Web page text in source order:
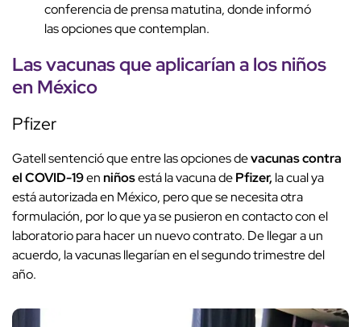
conferencia de prensa matutina, donde informó
las opciones que contemplan.
Las vacunas que aplicarían a los niños
en México
Pfizer
Gatell sentenció que entre las opciones devacunas contra
el COVID-19enniñosestá la vacuna dePfizer, la cual ya
está autorizada en México, pero que se necesita otra
formulación, por lo que ya se pusieron en contacto con el
laboratorio para hacer un nuevo contrato. De llegar a un
acuerdo, la vacunas llegarían en el segundo trimestre del
año.